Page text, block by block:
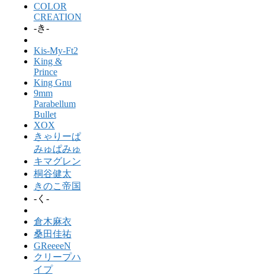
COLOR
CREATION
-き-
Kis-My-Ft2
King &
Prince
King Gnu
9mm
Parabellum
Bullet
XOX
きゃりーぱ
みゅぱみゅ
キマグレン
桐谷健太
きのこ帝国
-く-
倉木麻衣
桑田佳祐
GReeeeN
クリープハ
イプ